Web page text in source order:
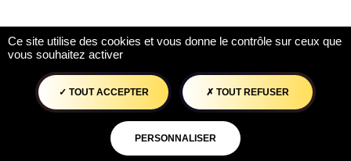
Liens réseaux
Ce site utilise des cookies et vous donne le contrôle sur ceux que
vous souhaitez activer
TOUT ACCEPTER TOUT REFUSER
PERSONNALISER